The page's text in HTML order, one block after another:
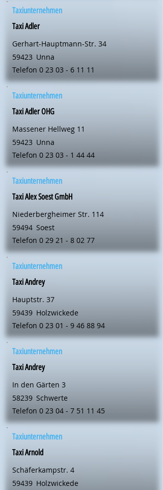
Taxiunternehmen
Taxi Adler
Gerhart-Hauptmann-Str. 34
59423 Unna
Telefon 0 23 03 - 6 11 11
Taxiunternehmen
Taxi Adler OHG
Massener Hellweg 11
59423 Unna
Telefon 0 23 03 - 1 44 44
Taxiunternehmen
Taxi Alex Soest GmbH
Niederbergheimer Str. 114
59494 Soest
Telefon 0 29 21 - 8 02 77
Taxiunternehmen
Taxi Andrey
Hauptstr. 37
59439 Holzwickede
Telefon 0 23 01 - 9 46 88 94
Taxiunternehmen
Taxi Andrey
In den Gärten 3
58239 Schwerte
Telefon 0 23 04 - 7 51 11 45
Taxiunternehmen
Taxi Arnold
Schäferkampstr. 4
59439 Holzwickede